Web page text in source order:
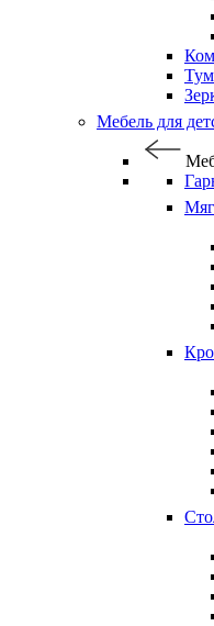
Мебель для